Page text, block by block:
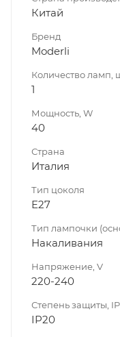
Китай
Бренд
Moderli
Количество ламп,
1
Мощность, W
40
Страна
Италия
Тип цоколя
E27
Тип лампочки
Накаливания
Напряжение, V
220-240
Степень защиты, IP
IP20